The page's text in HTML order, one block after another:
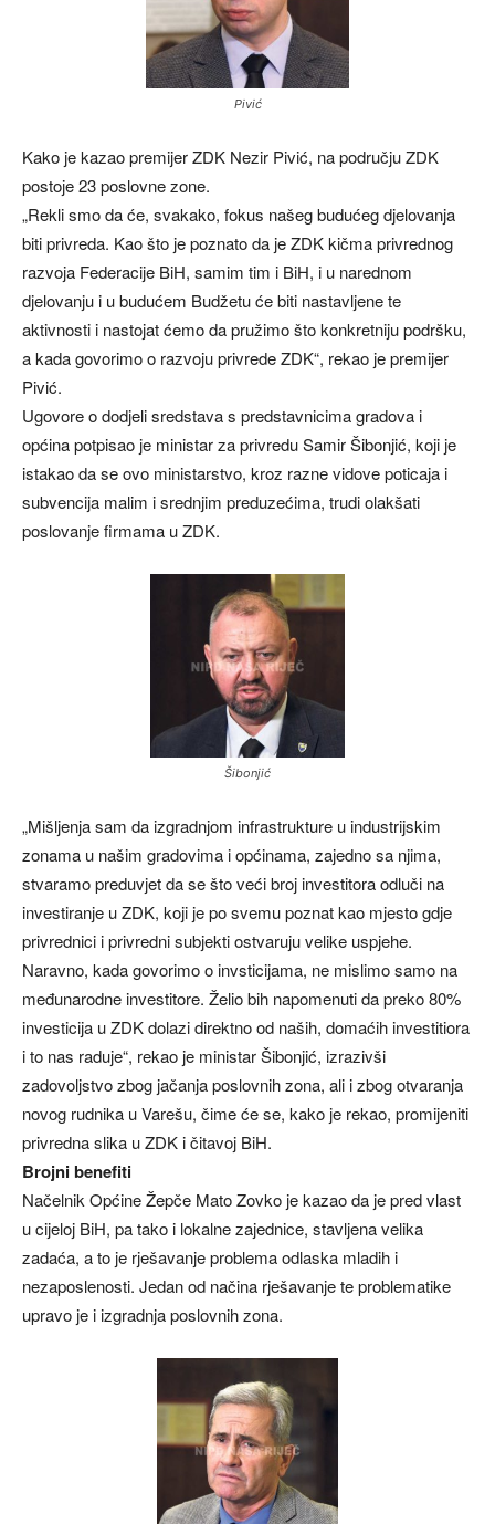
Pivić
Kako je kazao premijer ZDK Nezir Pivić, na području ZDK
postoje 23 poslovne zone.
„Rekli smo da će, svakako, fokus našeg budućeg djelovanja
biti privreda. Kao što je poznato da je ZDK kičma privrednog
razvoja Federacije BiH, samim tim i BiH, i u narednom
djelovanju i u budućem Budžetu će biti nastavljene te
aktivnosti i nastojat ćemo da pružimo što konkretniju podršku,
a kada govorimo o razvoju privrede ZDK“, rekao je premijer
Pivić.
Ugovore o dodjeli sredstava s predstavnicima gradova i
općina potpisao je ministar za privredu Samir Šibonjić, koji je
istakao da se ovo ministarstvo, kroz razne vidove poticaja i
subvencija malim i srednjim preduzećima, trudi olakšati
poslovanje firmama u ZDK.
Šibonjić
„Mišljenja sam da izgradnjom infrastrukture u industrijskim
zonama u našim gradovima i općinama, zajedno sa njima,
stvaramo preduvjet da se što veći broj investitora odluči na
investiranje u ZDK, koji je po svemu poznat kao mjesto gdje
privrednici i privredni subjekti ostvaruju velike uspjehe.
Naravno, kada govorimo o invsticijama, ne mislimo samo na
međunarodne investitore. Želio bih napomenuti da preko 80%
investicija u ZDK dolazi direktno od naših, domaćih investitiora
i to nas raduje“, rekao je ministar Šibonjić, izrazivši
zadovoljstvo zbog jačanja poslovnih zona, ali i zbog otvaranja
novog rudnika u Varešu, čime će se, kako je rekao, promijeniti
privredna slika u ZDK i čitavoj BiH.
Brojni benefiti
Načelnik Općine Žepče Mato Zovko je kazao da je pred vlast
u cijeloj BiH, pa tako i lokalne zajednice, stavljena velika
zadaća, a to je rješavanje problema odlaska mladih i
nezaposlenosti. Jedan od načina rješavanje te problematike
upravo je i izgradnja poslovnih zona.